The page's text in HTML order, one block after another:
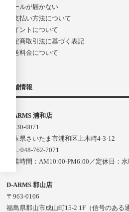
メールが届かない
お支払い方法について
ポイントについて
特定商取引法に基づく表記
配送料金について
店舗情報
D-ARMS 浦和店
〒330-0071
埼玉県さいたま市浦和区上木崎4-3-12
TEL:048-762-7071
営業時間：AM10:00-PM6:00／定休日：水
D-ARMS 郡山店
〒963-0106
福島県郡山市成山町15-2 1F（信号のある